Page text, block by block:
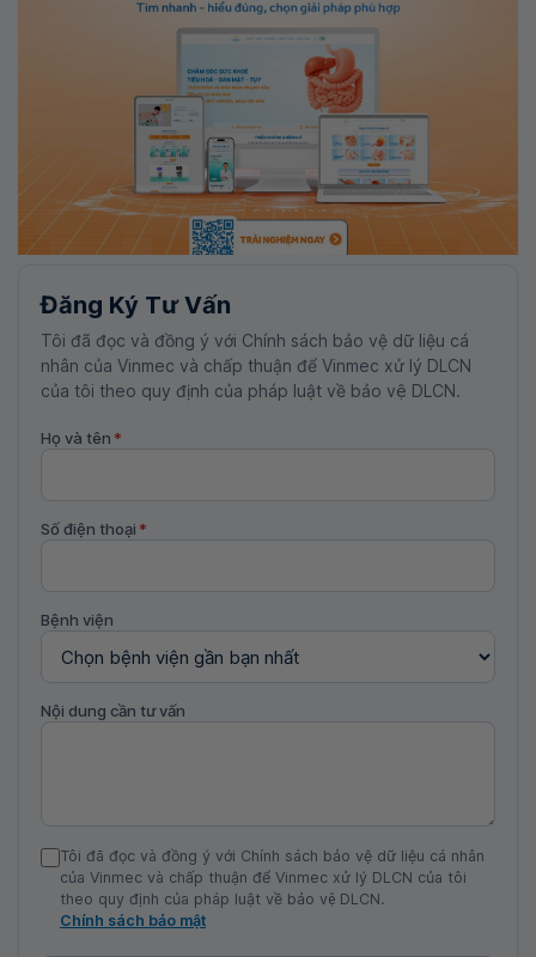
Đăng Ký Tư Vấn
Tôi đã đọc và đồng ý với Chính sách bảo vệ dữ liệu cá
nhân của Vinmec và chấp thuận để Vinmec xử lý DLCN
của tôi theo quy định của pháp luật về bảo vệ DLCN.
Họ và tên *
Số điện thoại *
Bệnh viện
Nội dung cần tư vấn
Tôi đã đọc và đồng ý với Chính sách bảo vệ dữ liệu cá nhân
của Vinmec và chấp thuận để Vinmec xử lý DLCN của tôi
theo quy định của pháp luật về bảo vệ DLCN.
Chính sách bảo mật